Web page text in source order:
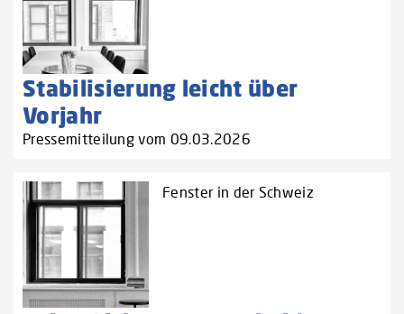
Stabilisierung leicht über
Vorjahr
Pressemitteilung vom 09.03.2026
Fenster in der Schweiz